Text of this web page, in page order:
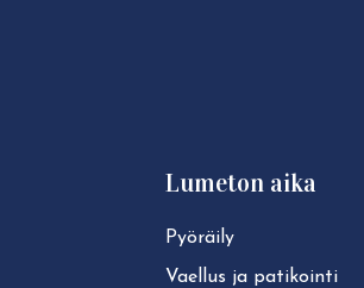
Lumeton aika
Pyöräily
Vaellus ja patikointi